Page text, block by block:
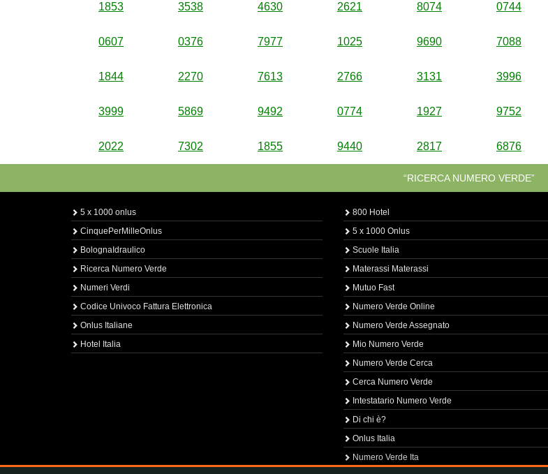
1853 3538 4630 2621 8074 0744
0607 0376 7977 1025 9690 7088
1844 2270 7613 2766 3131 3996
3999 5869 9492 0774 1927 9752
2022 7302 1855 9440 2817 6876
“RICERCA NUMERO VERDE”
5 x 1000 onlus
CinquePerMilleOnlus
BolognaIdraulico
Ricerca Numero Verde
Numeri Verdi
Codice Univoco Fattura Elettronica
Onlus Italiane
Hotel Italia
800 Hotel
5 x 1000 Onlus
Scuole Italia
Materassi Materassi
Mutuo Fast
Numero Verde Online
Numero Verde Assegnato
Mio Numero Verde
Numero Verde Cerca
Cerca Numero Verde
Intestatario Numero Verde
Di chi è?
Onlus Italia
Numero Verde Ita